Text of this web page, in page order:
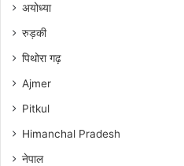
अयोध्या
रुड़की
पिथोरा गढ़
Ajmer
Pitkul
Himanchal Pradesh
नेपाल